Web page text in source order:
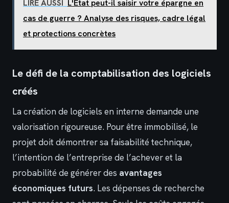
LIRE AUSSI L'État peut-il saisir votre épargne en
cas de guerre ? Analyse des risques, cadre légal
et protections concrètes
Le défi de la comptabilisation des logiciels
créés
La création de logiciels en interne demande une
valorisation rigoureuse. Pour être immobilisé, le
projet doit démontrer sa faisabilité technique,
l’intention de l’entreprise de l’achever et la
probabilité de générer des avantages
économiques futurs. Les dépenses de recherche